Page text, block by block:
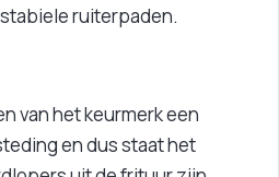
ruiterpaden.
van het keurmerk een
en dus staat het